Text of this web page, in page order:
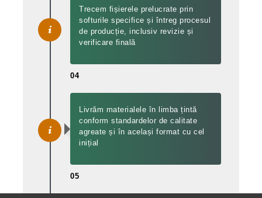
Trecem fișierele prelucrate prin
softurile specifice și întreg procesul
de producție, inclusiv revizie și
verificare finală
04
Livrăm materialele în limba țintă
conform standardelor de calitate
agreate și în același format cu cel
inițial
05